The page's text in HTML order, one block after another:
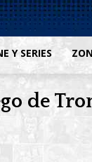
Y SERIES
de